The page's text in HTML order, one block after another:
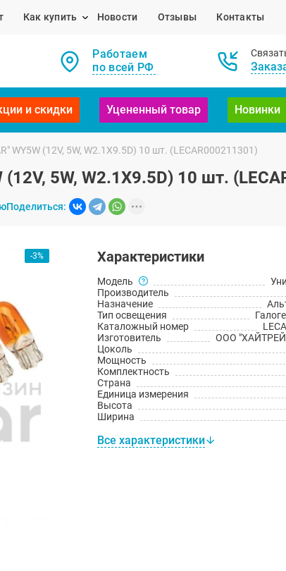
Как купить Новости Отзывы Контакты
Работаем
по всей РФ
и скидки Уцененный товар Новинки
WY5W (12V, 5W, W2.1X9.5D) 10 шт. (LECAR000211301)
5W, W2.1X9.5D) 10 шт.
Поделиться:
-3% Характеристики
Модель
Производитель
Назначение
Тип освещения
Каталожный номер
Изготовитель
ООО
Цоколь
Мощность
Комплектность
Страна
Единица измерения
Высота
Ширина
Все характеристики